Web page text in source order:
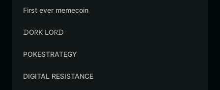
First ever memecoin
ᗪOᖇK ᒪOᖇᗪ
POKESTRATEGY
DIGITAL RESISTANCE